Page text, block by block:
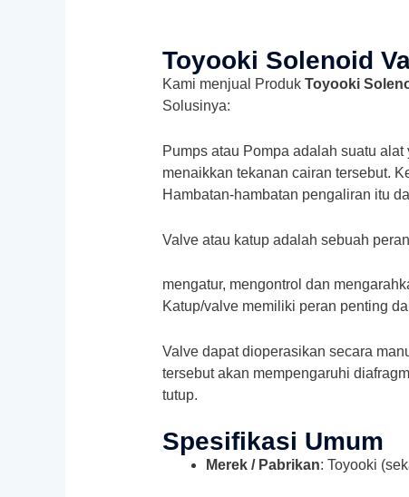
Toyooki Solenoid
Kami menjual Produk Toyooki
Solusinya:
Pumps atau Pompa adalah suatu
menaikkan tekanan cairan tersebut.
Hambatan-hambatan pengaliran itu
Valve atau katup adalah sebuah
mengatur, mengontrol dan
Katup/valve memiliki peran penting
Valve dapat dioperasikan secara
tersebut akan mempengaruhi
tutup.
Spesifikasi Umum
Merek / Pabrikan: Toyooki